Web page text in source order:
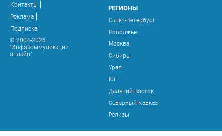
Контакты
Реклама
Подписка
© 2004-2026
"Инфокоммуникации
онлайн"
РЕГИОНЫ
Санкт-Петербург
Поволжье
Москва
Сибирь
Урал
Юг
Дальний Восток
Северный Кавказ
Релизы